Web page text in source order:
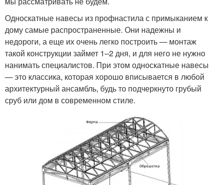
Односкатные навесы из профнастила с примыканием к
дому самые распространенные. Они надежны и
недороги, а еще их очень легко построить — монтаж
такой конструкции займет 1–2 дня, и для него не нужно
нанимать специалистов. При этом односкатные навесы
— это классика, которая хорошо вписывается в любой
архитектурный ансамбль, будь то подчеркнуто грубый
сруб или дом в современном стиле.